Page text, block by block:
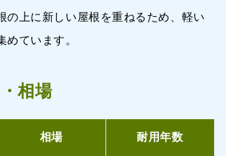
の上に新しい屋根を重ねるため、軽い
ています。
相場
相場 耐用年数